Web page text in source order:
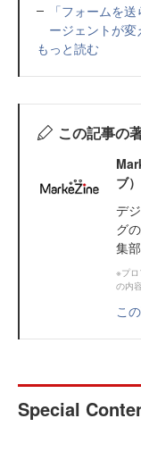
「フォームを
ージェントが
もっと読む
この記事の
ブ）
デ
グ
集部
※プ
の内
こ
Special